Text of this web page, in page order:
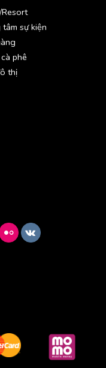
tâm sự kiện
phê
thị